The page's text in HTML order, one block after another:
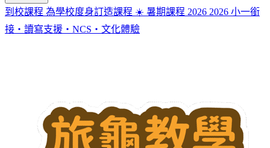
到校課程 為學校度身訂造課程 ☀️ 暑期課程 2026 2026 小一銜
接・讀寫支援・NCS・文化體驗